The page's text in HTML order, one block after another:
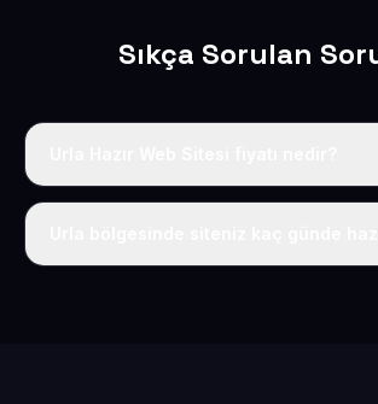
Sıkça Sorulan
Tek fiyat uygulanır: yıllık 50 USD + KDV.